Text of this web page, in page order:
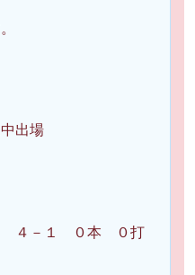
出場
１ ０本 ０打